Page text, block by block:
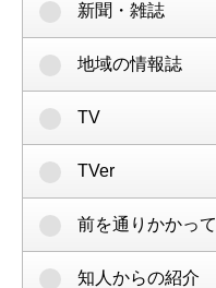
新聞・雑誌
地域の情報誌
TV
TVer
前を通りかかって
知人からの紹介